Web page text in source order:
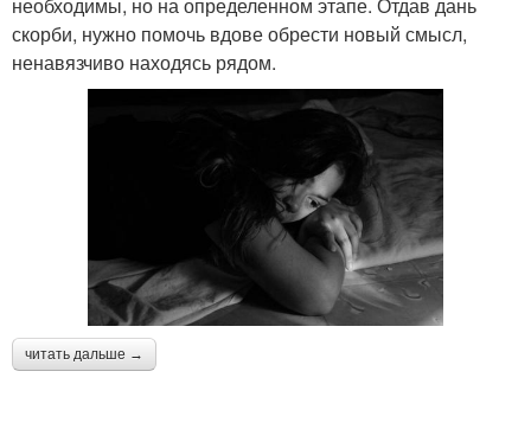
скорби, нужно помочь вдове обрести новый смысл,
ненавязчиво находясь рядом.
читать дальше →